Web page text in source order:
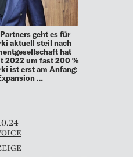
geht es für
aktuell steil nach
hat
2022 um fast 200 %
ist erst am Anfang:
…